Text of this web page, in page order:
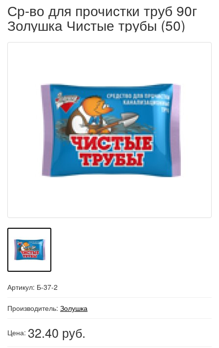
Ср-во для прочистки труб 90г
Золушка Чистые трубы (50)
Артикул: Б-37-2
Производитель: Золушка
Цена: 32.40 руб.